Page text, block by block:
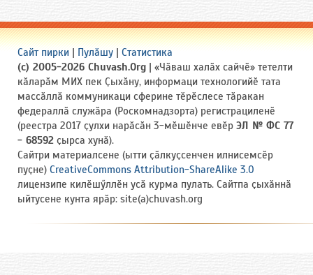
Сайт пирки | Пулӑшу | Статистика
(c) 2005-2026 Chuvash.Org | «Чӑваш халӑх сайчӗ» тетелти
кӑларӑм МИХ пек Ҫыхӑну, информаци технологийӗ тата
массӑллӑ коммуникаци сферине тӗрӗслесе тӑракан
федераллӑ служӑра (Роскомнадзорта) регистрациленӗ
(реестра 2017 ҫулхи нарӑсӑн 3-мӗшӗнче евӗр ЭЛ № ФС 77
- 68592 ҫырса хунӑ).
Сайтри материалсене (ытти ҫӑлкуҫсенчен илнисемсӗр
пуҫне) CreativeCommons Attribution-ShareAlike 3.0
лицензипе килӗшӳллӗн усӑ курма пулать. Сайтпа ҫыхӑннӑ
ыйтусене кунта ярӑр: site(a)chuvash.org